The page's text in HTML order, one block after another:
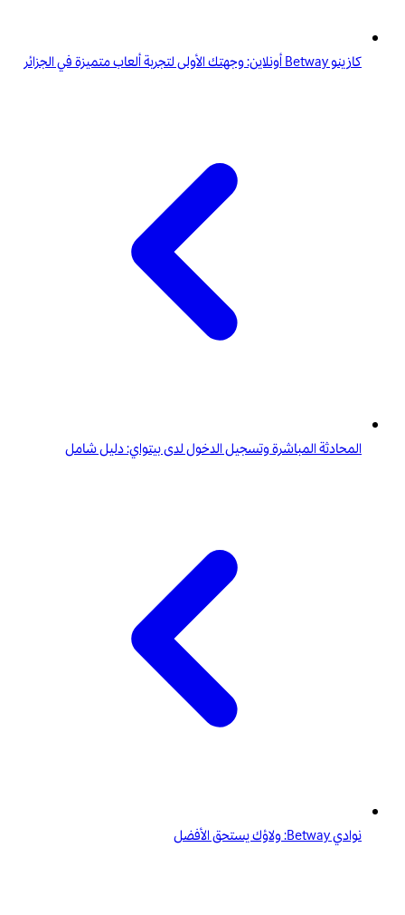
كازينو Betway أونلاين: وجهتك الأولى لتجربة ألعاب متميزة في الجزائر
المحادثة المباشرة وتسجيل الدخول لدى بيتواي: دليل شامل
نوادي Betway: ولاؤك يستحق الأفضل